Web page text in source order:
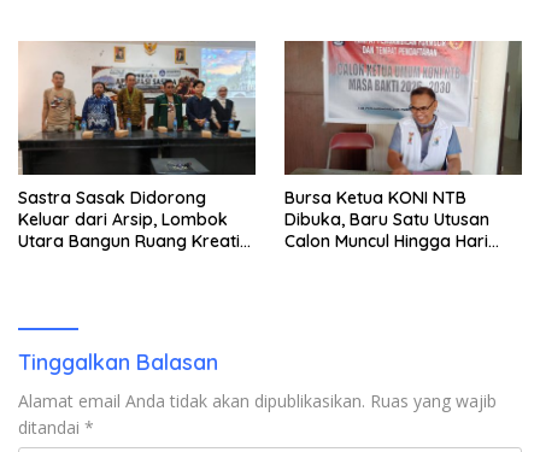
Kunjung Tuntas
Sastra Sasak Didorong
Keluar dari Arsip, Lombok
Utara Bangun Ruang Kreatif
Bursa Ketua KONI NTB
Dibuka, Baru Satu Utusan
Calon Muncul Hingga Hari
Tinggalkan Balasan
Alamat email Anda tidak akan dipublikasikan. Ruas yang wajib
ditandai *